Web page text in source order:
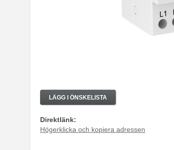
LÄGG I ÖNSKELISTA
Direktlänk:
Högerklicka och kopiera adressen